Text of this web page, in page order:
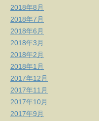
2018年8月
2018年7月
2018年6月
2018年3月
2018年2月
2018年1月
2017年12月
2017年11月
2017年10月
2017年9月